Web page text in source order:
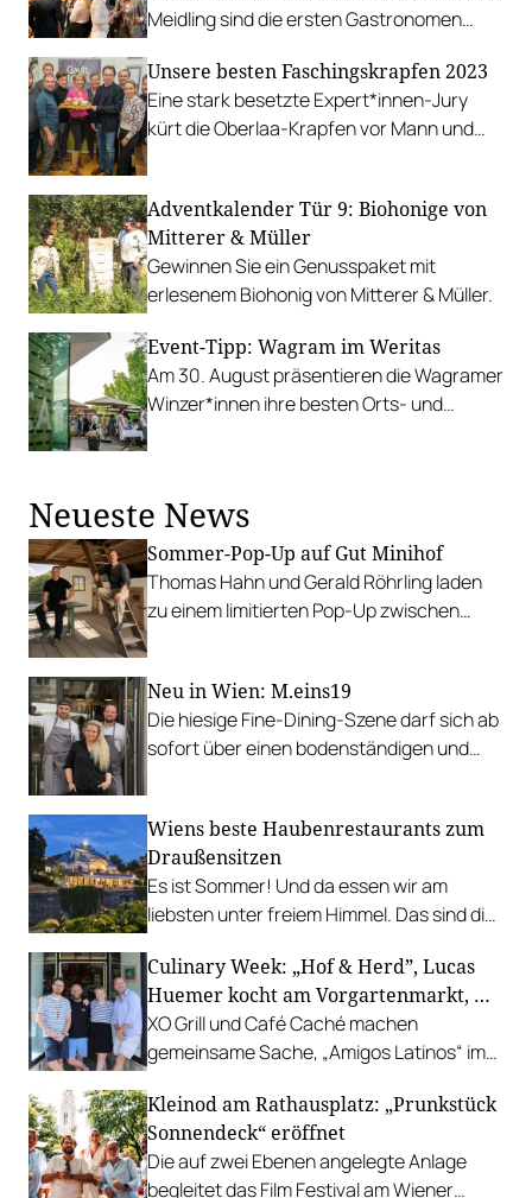
Meidling sind die ersten Gastronomen
gefeiert.
Unsere besten Faschingskrapfen 2023
Eine stark besetzte Expert*innen-Jury
kürt die Oberlaa-Krapfen vor Mann und
Adventkalender Tür 9: Biohonige von
Mitterer & Müller
Gewinnen Sie ein Genusspaket mit
erlesenem Biohonig von Mitterer & Müller.
Event-Tipp: Wagram im Weritas
Am 30. August präsentieren die Wagramer
Winzer*innen ihre besten Orts- und
Neueste News
Sommer-Pop-Up auf Gut Minihof
Thomas Hahn und Gerald Röhrling laden
zu einem limitierten Pop-Up zwischen
Neu in Wien: M.eins19
Die hiesige Fine-Dining-Szene darf sich ab
sofort über einen bodenständigen und
Wiens beste Haubenrestaurants zum
Draußensitzen
Es ist Sommer! Und da essen wir am
liebsten unter freiem Himmel. Das sind die
Gastgarten.
Culinary Week: „Hof & Herd”, Lucas
Huemer kocht am Vorgartenmarkt, …
XO Grill und Café Caché machen
gemeinsame Sache, „Amigos Latinos“ im
Richard Rauch kocht in der Riederalm
u.v.m.
Kleinod am Rathausplatz: „Prunkstück
Sonnendeck“ eröffnet
Die auf zwei Ebenen angelegte Anlage
begleitet das Film Festival am Wiener